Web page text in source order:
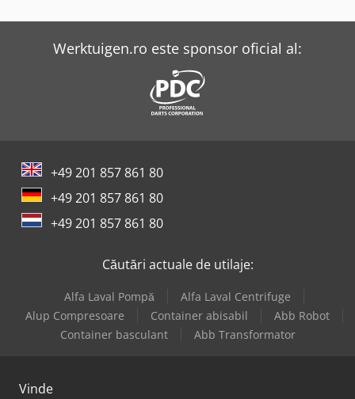
Kayakocvib Kvm 15
Kempf Skm 35/3 Ak
Lvd Ppeb 400/61
Metallkraft Akm 200-6 Vp
Sahinler Hkm 45
Sahinler Hkm 85
Werktuigen.ro este sponsor oficial al:
+49 201 857 861 80
+49 201 857 861 80
+49 201 857 861 80
Căutări actuale de utilaje:
Alfa Laval Pompă
Alfa Laval Centrifuge
Alup Compresoare
Container abisabil
Abb Robot
Container basculant
Abb Transformator
Vinde